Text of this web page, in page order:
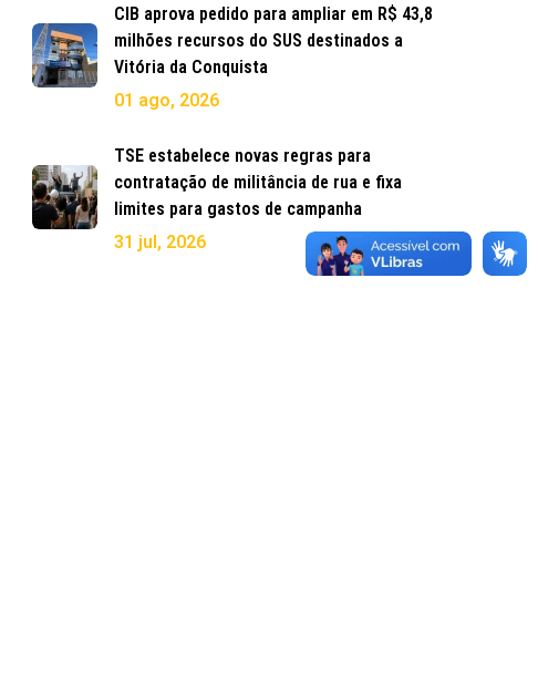
CIB aprova pedido para ampliar em R$ 43,8
milhões recursos do SUS destinados a
Vitória da Conquista
01 ago, 2026
TSE estabelece novas regras para
contratação de militância de rua e fixa
limites para gastos de campanha
31 jul, 2026